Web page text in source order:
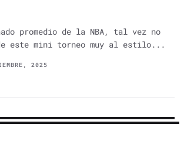
promedio de la NBA, tal vez no
este mini torneo muy al estilo...
2025